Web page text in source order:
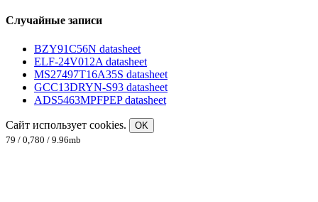
Случайные записи
BZY91C56N datasheet
ELF-24V012A datasheet
MS27497T16A35S datasheet
GCC13DRYN-S93 datasheet
ADS5463MPFPEP datasheet
Сайт использует cookies.
OK
79 / 0,780 / 9.96mb